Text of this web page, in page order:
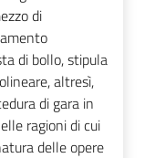
di
di bollo, stipula
altresì,
di gara in
ragioni di cui
delle opere